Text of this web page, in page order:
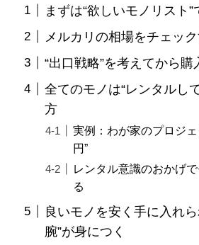
まずは“欲しいモノリスト
メルカリの相場をチェッ
“出口戦略”を考えてから購
全てのモノは“レンタルし
方
実例：わが家のプロジ
円”
レンタル意識のおかげ
る
良いモノを安く手に入れ
腕”が身につく